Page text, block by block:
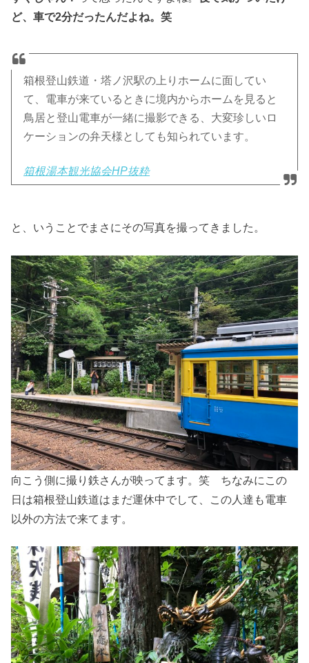
ど、車で2分だったんだよね。笑
箱根登山鉄道・塔ノ沢駅の上りホームに面してい
て、電車が来ているときに境内からホームを見ると
鳥居と登山電車が一緒に撮影できる、大変珍しいロ
ケーションの弁天様としても知られています。
箱根湯本観光協会HP抜粋
と、いうことでまさにその写真を撮ってきました。
向こう側に撮り鉄さんが映ってます。笑 ちなみにこの
日は箱根登山鉄道はまだ運休中でして、この人達も電車
以外の方法で来てます。